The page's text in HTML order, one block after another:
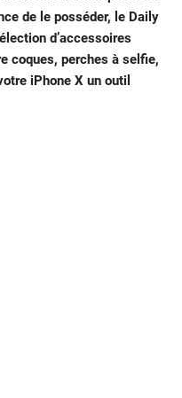
de le posséder, le Daily
d’accessoires
coques, perches à selfie,
iPhone X un outil